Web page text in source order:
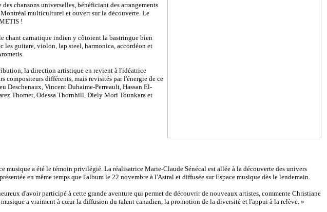
chansons universelles, bénéficiant des arrangements
multiculturel et ouvert sur la découverte. Le
!
chant carnatique indien y côtoient la bastringue bien
les guitare, violon, lap steel, harmonica, accordéon et
la direction artistique en revient à l'idéatrice
compositeurs différents, mais revisités par l'énergie de ce
Deschenaux, Vincent Duhaime-Perreault, Hassan El-
Thomet, Odessa Thornhill, Diely Mori Tounkara et
a été le témoin privilégié. La réalisatrice Marie-Claude Sénécal est allée à la découverte des univers
en même temps que l'album le 22 novembre à l'Astral et diffusée sur Espace musique dès le lendemain.
d'avoir participé à cette grande aventure qui permet de découvrir de nouveaux artistes, commente Christiane
a vraiment à cœur la diffusion du talent canadien, la promotion de la diversité et l'appui à la relève. »